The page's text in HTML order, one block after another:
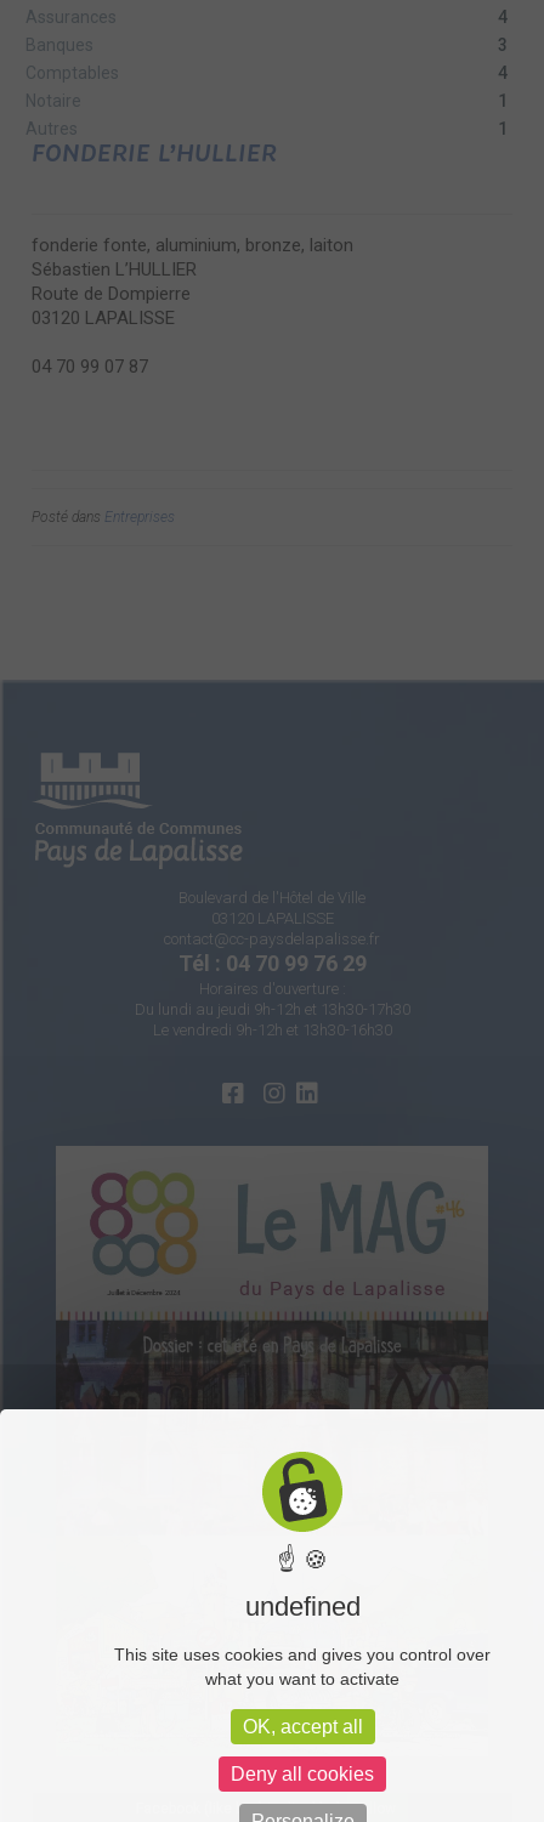
Assurances
4
Banques
3
Comptables
4
Notaire
1
Autres
1
FONDERIE L’HULLIER
fonderie fonte, aluminium, bronze, laiton
Sébastien L’HULLIER
Route de Dompierre
03120 LAPALISSE
04 70 99 07 87
Posté dans Entreprises
Boulevard de l'Hôtel de Ville
03120 LAPALISSE
contact@cc-paysdelapalisse.fr
Tél : 04 70 99 76 29
Horaires d'ouverture :
Du lundi au jeudi 9h-12h et 13h30-17h30
Le vendredi 9h-12h et 13h30-16h30
Facebook (like box) is disabled. Allow
☝ 🍪
undefined
This site uses cookies and gives you control over
what you want to activate
OK, accept all
Deny all cookies